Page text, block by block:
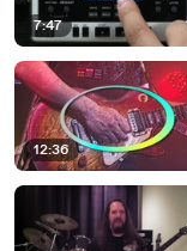
7:47
12:36